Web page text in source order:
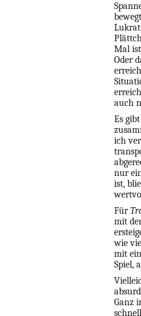
Mal
Oder
auch
Es
ich
nur
ist,
Für
mit
wie
mit
Spiel,
Ganz